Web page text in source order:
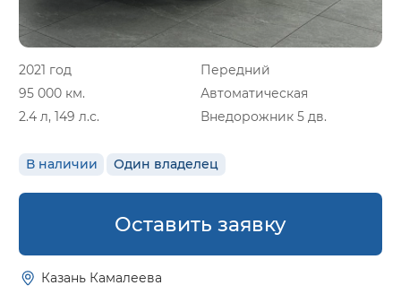
2021 год
Передний
95 000 км.
Автоматическая
2.4 л, 149 л.с.
Внедорожник 5 дв.
В наличии Один владелец
Оставить заявку
Казань Камалеева